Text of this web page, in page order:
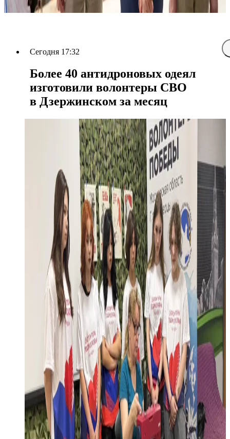
Сегодня 17:32
Более 40 антидроновых одеял
изготовили волонтеры СВО
в Дзержинском за месяц